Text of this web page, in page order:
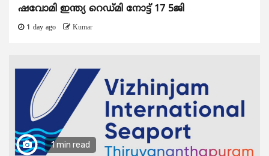
ഷവോമി ഇന്ത്യ റെഡ്മി നോട്ട് 17 5ജി
1 day ago Kumar
1 min read